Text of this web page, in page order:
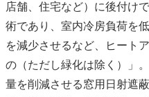
店舗、住宅など）に後付け
術であり、室内冷房負荷を
を減少させるなど、ヒート
の（ただし緑化は除く）」
量を削減させる窓用日射遮